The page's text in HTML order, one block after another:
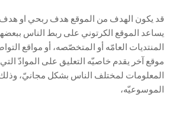
يساعد الموقع الكرتوني على ربط الناس
المنتديات العامّه أو المتخصّصه، أو مواقع
موقع آخر يقدم خاصيّه التعليق على الموادّ
المعلومات لمختلف الناس بشكل مجانيّ،
الموسوعيّه،